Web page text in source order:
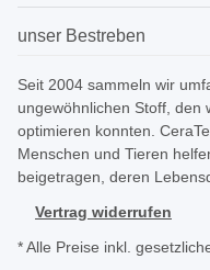
unser Bestreben
Seit 2004 sammeln wir
ungewöhnlichen Stoff, den
optimieren konnten.
Menschen und Tieren
beigetragen, deren
Vertrag widerrufen
* Alle Preise inkl.